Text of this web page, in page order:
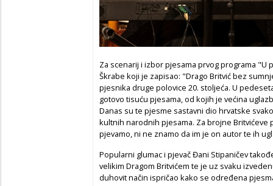
Za scenarij i izbor pjesama prvog programa "U
Škrabe koji je zapisao: "Drago Britvić bez
pjesnika druge polovice 20. stoljeća. U
gotovo tisuću pjesama, od kojih je većina
Danas su te pjesme sastavni dio hrvatske
kultnih narodnih pjesama. Za brojne Britvićeve
pjevamo, ni ne znamo da im je on autor te ih
Popularni glumac i pjevač Đani Stipaničev
velikim Dragom Britvićem te je uz svaku
duhovit način ispričao kako se određena